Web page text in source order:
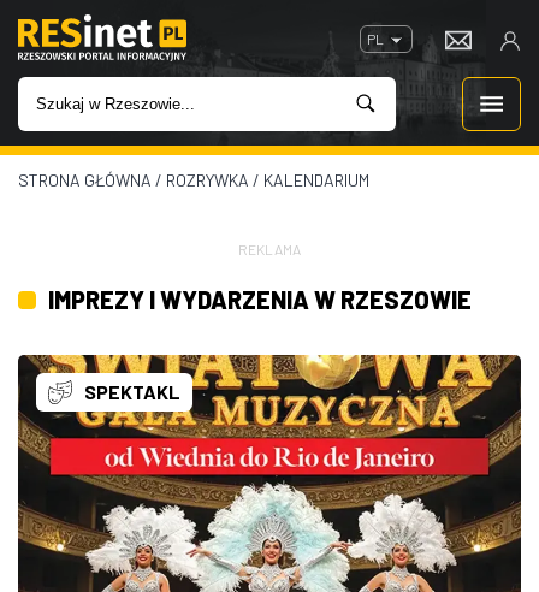
PL
WIADOMOŚCI
IMPREZY
ROZRYWKA
W KINACH
GASTRONOMIA
ZDJĘCIA
STRONA GŁÓWNA / ROZRYWKA / KALENDARIUM
REKLAMA
IMPREZY I WYDARZENIA W RZESZOWIE
SPEKTAKL